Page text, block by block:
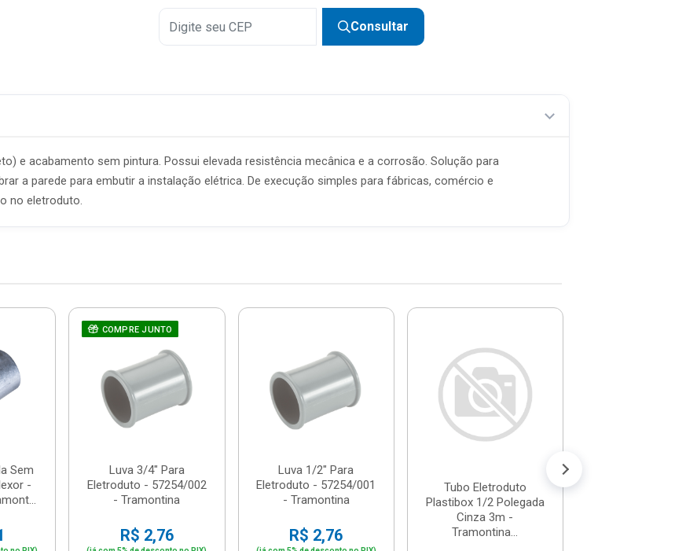
Consultar
e acabamento sem pintura. Possui elevada resistência mecânica e a corrosão. Solução para
a parede para embutir a instalação elétrica. De execução simples para fábricas, comércio e
no eletroduto.
Sem
-
COMPRE JUNTO
Luva 3/4" Para
Eletroduto - 57254/002
- Tramontina
R$ 2,76
Luva 1/2" Para
Eletroduto - 57254/001
- Tramontina
R$ 2,76
Tubo Eletroduto
Plastibox 1/2 Polegada
Cinza 3m -
Tramontina...